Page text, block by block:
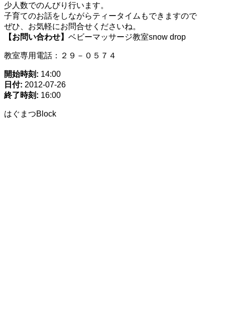
少人数でのんびり行います。
子育てのお話をしながらティータイムもできますので
ぜひ、お気軽にお問合せくださいね。
【お問い合わせ】 ベビーマッサージ教室snow drop
教室専用電話：２９－０５７４
開始時刻: 14:00
日付: 2012-07-26
終了時刻: 16:00
はぐまつBlock